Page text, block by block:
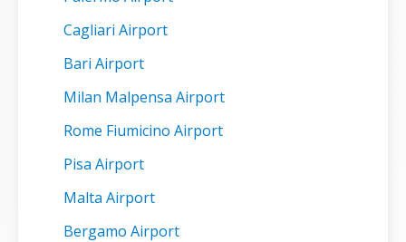
Cagliari Airport
Bari Airport
Milan Malpensa Airport
Rome Fiumicino Airport
Pisa Airport
Malta Airport
Bergamo Airport